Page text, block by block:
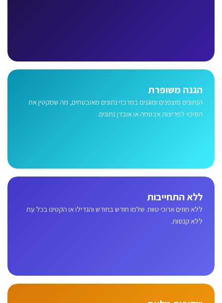
הגנה משופרת
הנתונים מוצפנים ומוגנים במרכזי נתונים מאובטחים, מה שמקטין את
הסיכוי לפריצות אבטחה או אובדן נתונים.
ללא התחייבות
ללא חוזים ארוכי טווח. שלמו חודש בחודש והגדילו או הקטינו בכל עת
ללא קנסות.